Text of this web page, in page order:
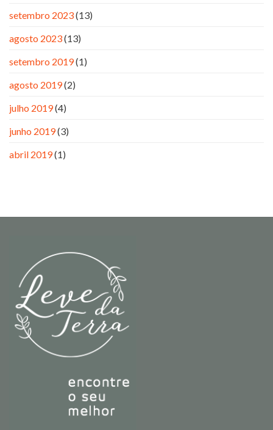
setembro 2023(13)
agosto 2023(13)
setembro 2019(1)
agosto 2019(2)
julho 2019(4)
junho 2019(3)
abril 2019(1)